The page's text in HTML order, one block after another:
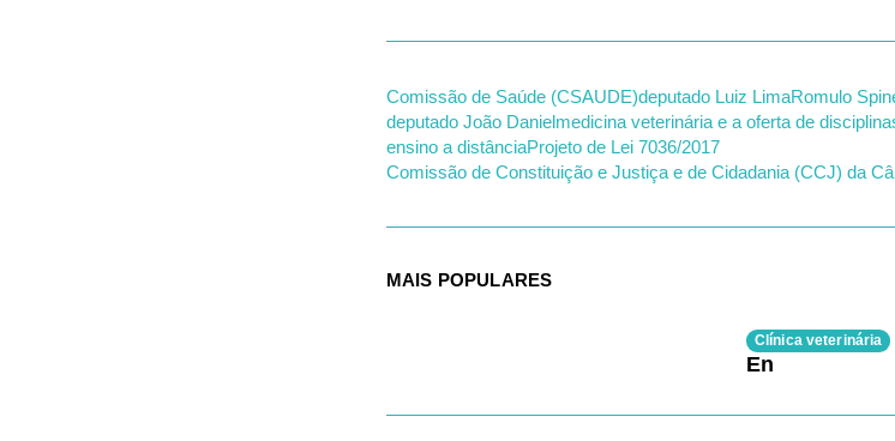
Comissão de Saúde (CSAUDE)deputado Luiz LimaRomulo
deputado João Danielmedicina veterinária e a oferta de
ensino a distânciaProjeto de Lei 7036/2017
Comissão de Constituição e Justiça e de Cidadania (CCJ) da
MAIS POPULARES
Clínica veterinária
En